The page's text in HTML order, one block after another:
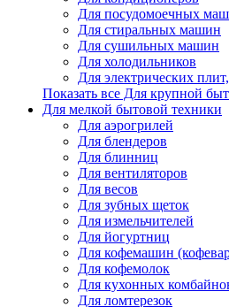
Для посудомоечных
Для стиральных машин
Для сушильных машин
Для холодильников
Для электрических
Показать все Для крупной
Для мелкой бытовой техники
Для аэрогрилей
Для блендеров
Для блинниц
Для вентиляторов
Для весов
Для зубных щеток
Для измельчителей
Для йогуртниц
Для кофемашин
Для кофемолок
Для кухонных
Для ломтерезок